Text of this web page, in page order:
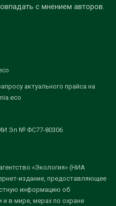
с мнением авторов.
актуального прайса на
Эл № ФС77-80306
«Экология» (НИА
издание, предоставляющее
информацию об
и в мире, мерах по охране